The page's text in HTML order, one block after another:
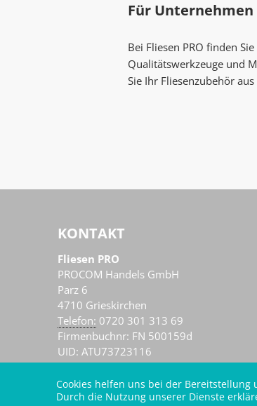
Für
Bei Fliesen PRO finden
Qualitätswerkzeuge und
Sie Ihr Fliesenzubehör
KONTAKT
Fliesen PRO
PROCOM Handels GmbH
Parz 6
4710 Grieskirchen
AT
Telefon: 0720 301 313 69
Firmenbuchnr: FN 500159d
UID: ATU73723116
Cookies helfen uns bei der Bereitstellung
Durch die Nutzung unserer Dienste